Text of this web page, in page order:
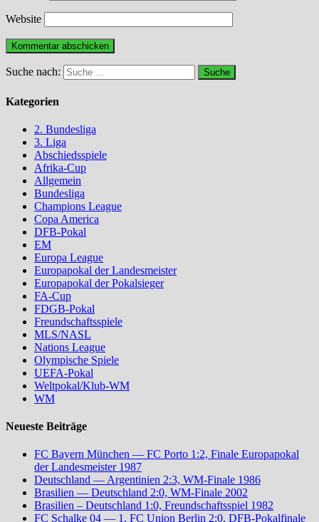
Website
Suche nach:
Kategorien
2. Bundesliga
3. Liga
Abschiedsspiele
Afrika-Cup
Allgemein
Bundesliga
Champions League
Copa America
DFB-Pokal
EM
Europa League
Europapokal der Landesmeister
Europapokal der Pokalsieger
FA-Cup
FDGB-Pokal
Freundschaftsspiele
MLS/NASL
Nations League
Olympische Spiele
UEFA-Pokal
Weltpokal/Klub-WM
WM
Neueste Beiträge
FC Bayern München — FC Porto 1:2, Finale Europapokal
der Landesmeister 1987
Deutschland — Argentinien 2:3, WM-Finale 1986
Brasilien — Deutschland 2:0, WM-Finale 2002
Brasilien – Deutschland 1:0, Freundschaftsspiel 1982
FC Schalke 04 — 1. FC Union Berlin 2:0, DFB-Pokalfinale